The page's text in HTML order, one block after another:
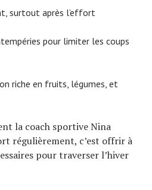
surtout après l’effort
pour limiter les coups
riche en fruits, légumes, et
la coach sportive Nina
régulièrement, c’est offrir à
pour traverser l’hiver